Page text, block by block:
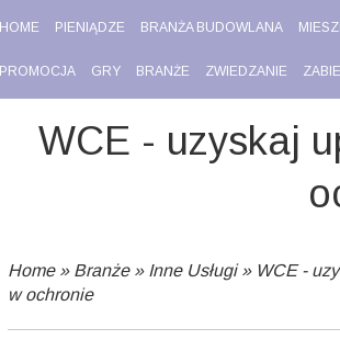
HOME PIENIĄDZE BRANŻA BUDOWLANA
PROMOCJA GRY BRANŻE ZWIEDZANIE
WCE - uzyskaj
Home» Branże» Inne Usługi» WCE -
w ochronie